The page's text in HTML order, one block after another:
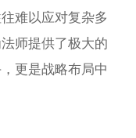
难以应对复杂多
师提供了极大的
更是战略布局中